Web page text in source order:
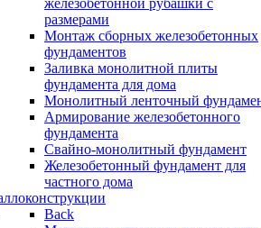
железобетонной рубашки с
размерами
Монтаж сборных железобетонных
фундаментов
Заливка монолитной плиты
фундамента для дома
Монолитный ленточный
Армирование железобетонного
фундамента
Свайно-монолитный фундамент
Железобетонный фундамент для
частного дома
Back